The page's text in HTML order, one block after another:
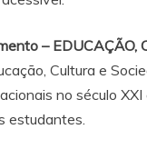
– EDUCAÇÃO,
Cultura e
no século
estudantes.